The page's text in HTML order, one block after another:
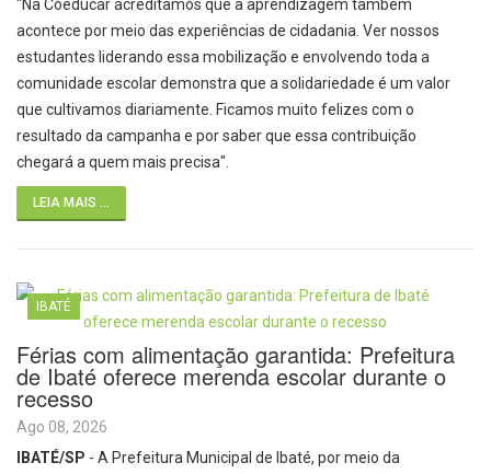
"Na Coeducar acreditamos que a aprendizagem também
acontece por meio das experiências de cidadania. Ver nossos
estudantes liderando essa mobilização e envolvendo toda a
comunidade escolar demonstra que a solidariedade é um valor
que cultivamos diariamente. Ficamos muito felizes com o
resultado da campanha e por saber que essa contribuição
chegará a quem mais precisa".
LEIA MAIS ...
IBATÉ
Férias com alimentação garantida: Prefeitura
de Ibaté oferece merenda escolar durante o
recesso
Ago 08, 2026
IBATÉ/SP - A Prefeitura Municipal de Ibaté, por meio da